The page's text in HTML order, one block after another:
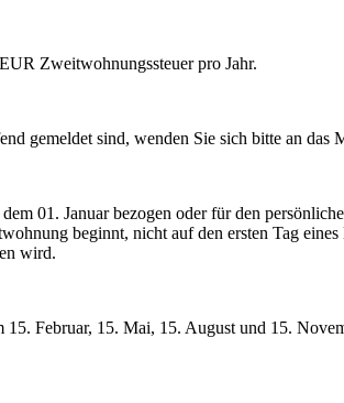
Zweitwohnungssteuer pro Jahr.
gemeldet sind, wenden Sie sich bitte an
01. Januar bezogen oder für den
beginnt, nicht auf den ersten Tag
wird.
Februar, 15. Mai, 15. August und 15.